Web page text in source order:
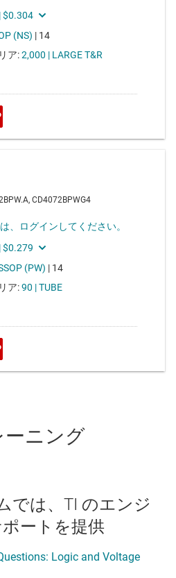
ニング
では、TI のエンジ
ートを提供